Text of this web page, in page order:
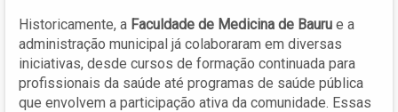
Historicamente, a Faculdade de Medicina de Bauru e a
administração municipal já colaboraram em diversas
iniciativas, desde cursos de formação continuada para
profissionais da saúde até programas de saúde pública
que envolvem a participação ativa da comunidade. Essas